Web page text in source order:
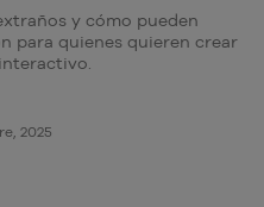
y cómo pueden
para quienes quieren crear
2025